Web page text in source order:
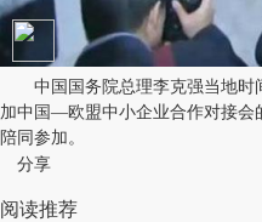
中国国务院总理李克强当地时
加中国—欧盟中小企业合作对接会
陪同参加。
分享
阅读推荐